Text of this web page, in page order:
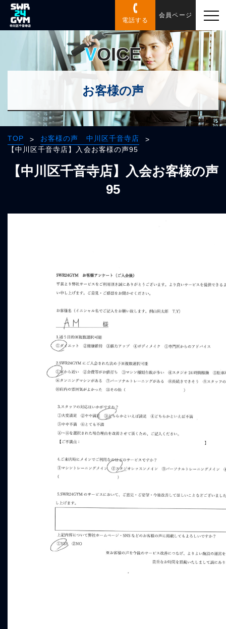
電話する
会員ページ
VOICE
お客様の声
TOP > お客様の声 中川区千音寺店
>
【中川区千音寺店】入会お客様の声95
【中川区千音寺店】入会お客様の声
95